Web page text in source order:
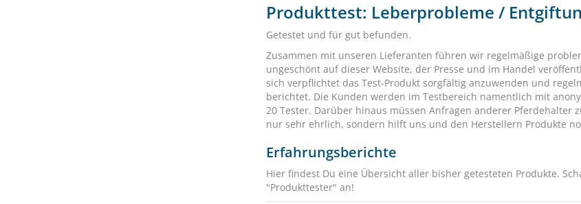
Produkttest: Leberprobleme /
Getestet und für gut befunden.
Zusammen mit unseren Lieferanten führen wir regelmäßige
ungeschönt auf dieser Website, der Presse und im Handel
sich verpflichtet das Test-Produkt sorgfältig anzuwenden und
berichtet. Die Kunden werden im Testbereich namentlich mit
20 Tester. Darüber hinaus müssen Anfragen anderer
nur sehr ehrlich, sondern hilft uns und den Herstellern Produkte
Erfahrungsberichte
Hier findest Du eine Übersicht aller bisher getesteten Produkte.
"Produkttester" an!